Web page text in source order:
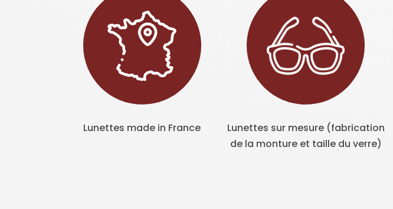
Lunettes made in France
Lunettes sur mesure (fabrication
de la monture et taille du verre)